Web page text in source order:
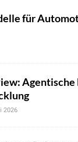
für
Agentische
2026